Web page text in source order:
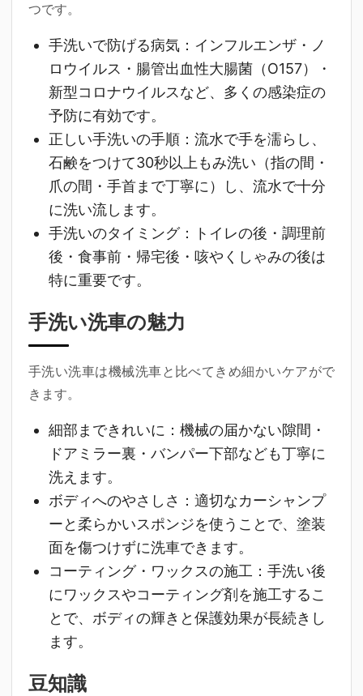
つです。
手洗いで防げる病気 ：インフルエンザ・ノ
ロウイルス・腸管出血性大腸菌（O157）・
新型コロナウイルスなど、多くの感染症の
予防に有効です。
正しい手洗いの手順 ：流水で手を濡らし、
石鹸をつけて30秒以上もみ洗い（指の間・
爪の間・手首まで丁寧に）し、流水で十分
に洗い流します。
手洗いのタイミング：トイレの後・調理前
後・食事前・帰宅後・咳やくしゃみの後は
特に重要です。
手洗い洗車の魅力
手洗い洗車は機械洗車と比べてきめ細かいケアがで
きます。
細部まできれいに ：機械の届かない隙間・
ドアミラー裏・バンパー下部なども丁寧に
洗えます。
ボディへのやさしさ ：適切なカーシャンプ
ーと柔らかいスポンジを使うことで、塗装
面を傷つけずに洗車できます。
コーティング・ワックスの施工 ：手洗い後
にワックスやコーティング剤を施工するこ
とで、ボディの輝きと保護効果が長続きし
ます。
豆知識